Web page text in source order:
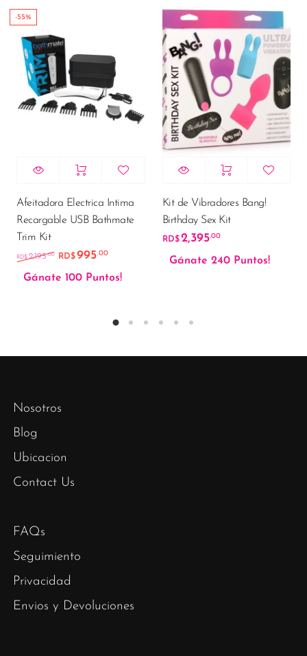
-55%
Afeitadora Electrica Intima
Recargable USB Bathmate
Trim Kit
RD$ 2,195.00 El precio original era: RD$2,195.00.
RD$995.00El precio actual es: RD$995.00.
Gánate 100 Puntos!
Kit de Vibradores Bang!
Birthday Sex Kit
RD$ 2,395.00
Gánate 240 Puntos!
Nosotros
Blog
Ubicacion
Contact Us
FAQs
Seguimiento
Privacidad
Envios y Devoluciones